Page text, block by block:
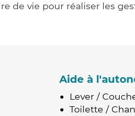
de vie pour réaliser les
Aide à
Lever /
Toilette /